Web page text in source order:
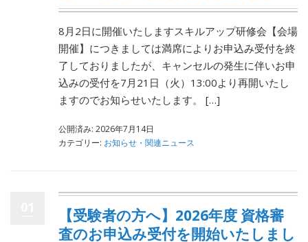
8月2日に開催いたしますスキルアップ研修会【会場
開催】につきましては満席によりお申込み受付を終
了しておりましたが、キャンセルの発生に伴いお申
込みの受付を7月21日（火）13:00より再開いたし
ますのでお知らせいたします。 […]
公開済み: 2026年7月14日
カテゴリー: お知らせ・関連ニュース
【受験者の方へ】2026年度 資格審
査のお申込み受付を開始いたしまし